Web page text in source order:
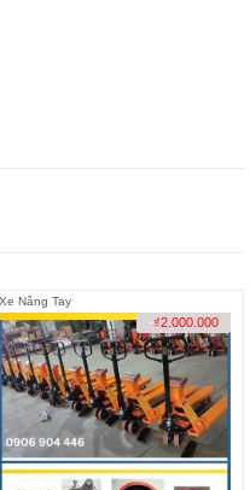
Xe Nâng Tay
-₫2.000.000